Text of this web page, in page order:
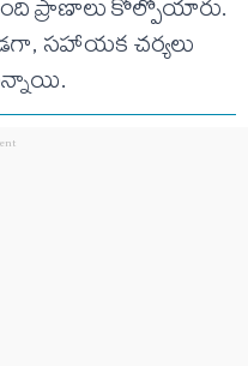
ప్రాణాలు కోల్పోయారు.
సహాయక చర్యలు